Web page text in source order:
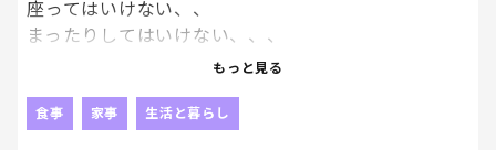
座ってはいけない、、
まったりしてはいけない、、、
きっと私は動けなくなる、、、笑
もっと見る
食事 家事 生活と暮らし